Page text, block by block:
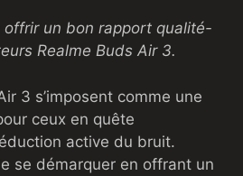
offrir un bon rapport qualité-
Realme Buds Air 3.
3 s’imposent comme une
ceux en quête
active du bruit.
se démarquer en offrant un